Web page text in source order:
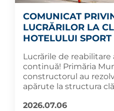
COMUNICAT
LUCRĂRILOR LA
HOTELULUI SPORT
Lucrările de
continuă! Primăria
constructorul au
apărute la structura
2026.07.06